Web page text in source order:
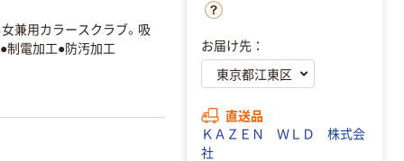
兼用カラースクラブ。吸
制電加工●防汚加工
お届け先：
直送品
ＫＡＺＥＮ ＷＬＤ 株式会
社